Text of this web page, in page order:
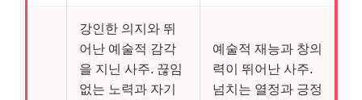
강인한 의지와 뛰
어난 예술적 감각
을 지닌 사주. 끊임
없는 노력과 자기
예술적 재능과 창의
력이 뛰어난 사주.
넘치는 열정과 긍정